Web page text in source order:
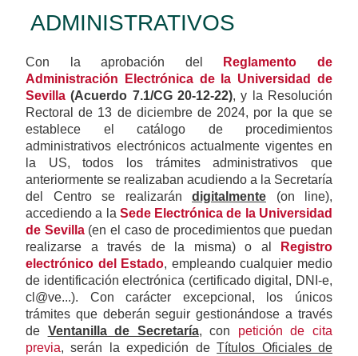
ADMINISTRATIVOS
Con la aprobación del
Reglamento de
Administración Electrónica de la Universidad de
Sevilla (Acuerdo 7.1/CG 20-12-22), y la Resolución
Rectoral de 13 de diciembre de 2024, por la que se
establece el catálogo de procedimientos
administrativos electrónicos actualmente vigentes en
la US, todos los trámites administrativos que
anteriormente se realizaban acudiendo a la Secretaría
del Centro se realizarán digitalmente (on line),
accediendo a la Sede Electrónica de la Universidad
de Sevilla (en el caso de procedimientos que puedan
realizarse a través de la misma) o al
Registro
electrónico del Estado, empleando cualquier medio
de identificación electrónica (certificado digital, DNI-e,
cl@ve...). Con carácter excepcional, los únicos
trámites que deberán seguir gestionándose a través
de Ventanilla de Secretaría, con petición de cita
previa, serán la expedición deTítulos Oficiales de